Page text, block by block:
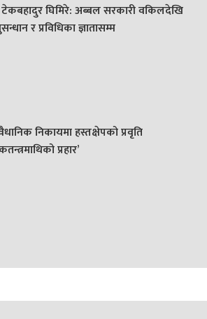
टेकबहादुर घिमिरे: अब्बल सरकारी वकिलदेखि
र प्रविधिका ज्ञातासम्म
निकायमा हस्तक्षेपको प्रवृति
प्रहार’